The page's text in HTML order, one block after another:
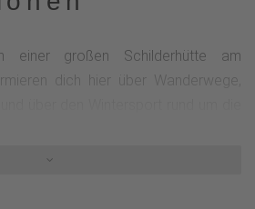
einer großen Schilderhütte am
dich hier über Wanderwege,
Valbert. Der A2 trifft ganz